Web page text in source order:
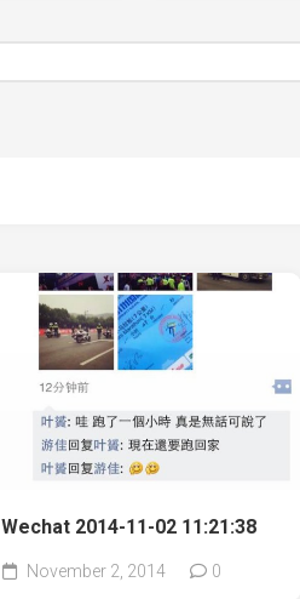
Wechat 2014-11-02 11:21:38
November 2, 2014 0